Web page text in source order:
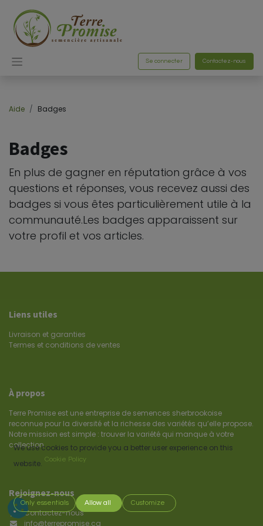
Se connecter Contactez-nous
Aide Badges
Badges
En plus de gagner en réputation grâce à vos
questions et réponses, vous recevez aussi des
badges si vous êtes particulièrement utile à la
communauté.Les badges apparaissent sur
votre profil et vos articles.
Liens utiles
Livraison et garanties
Termes et conditions de ventes
À propos
Terre Promise est une entreprise de semences sherbrookoise
reconnue pour la diversité et la richesse des variétés qu’elle propose.
Notre mission est simple : trouver la variété qui manque à votre
collection.
Rejoignez-nous
Contactez-nous
info@terrepromise.ca
We use cookies to provide you a better user experience on this
website. Cookie Policy
Only essentials Allow all Customize